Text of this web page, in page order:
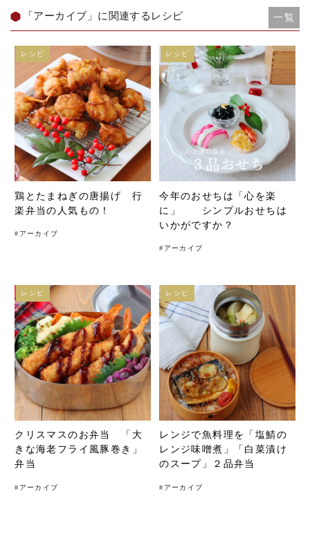
「アーカイブ」に関連するレシピ 一覧
鶏とたまねぎの唐揚げ 行
楽弁当の人気もの！
# アーカイブ
レシピ
今年のおせちは「心を楽
に」 シンプルおせちは
いかがですか？
# アーカイブ
レシピ
クリスマスのお弁当 「大
きな海老フライ風豚巻き」
弁当
# アーカイブ
レシピ
レンジで魚料理を「塩鯖の
レンジ味噌煮」「白菜漬け
のスープ」２品弁当
# アーカイブ
レシピ